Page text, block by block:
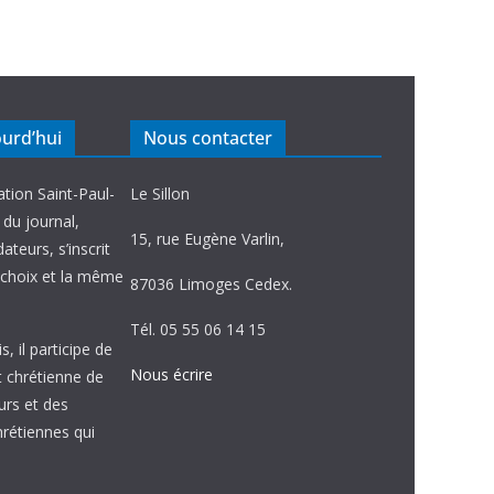
Saint-Paul-
journal,
s’inscrit
et la même
il participe de
chrétienne de
et des
qui
Nous contacter
Le Sillon
15, rue Eugène Varlin,
87036 Limoges Cedex.
Tél. 05 55 06 14 15
Nous écrire